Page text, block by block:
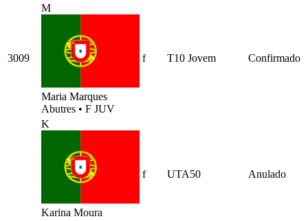
3009
M
Maria Marques
Abutres • F JUV
f T10 Jovem Confirmado
K
Karina Moura
f UTA50 Anulado